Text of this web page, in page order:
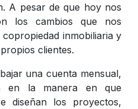
A pesar de que hoy nos
los cambios que nos
inmobiliaria y
clientes.
una cuenta mensual,
en la manera en que
diseñan los proyectos,